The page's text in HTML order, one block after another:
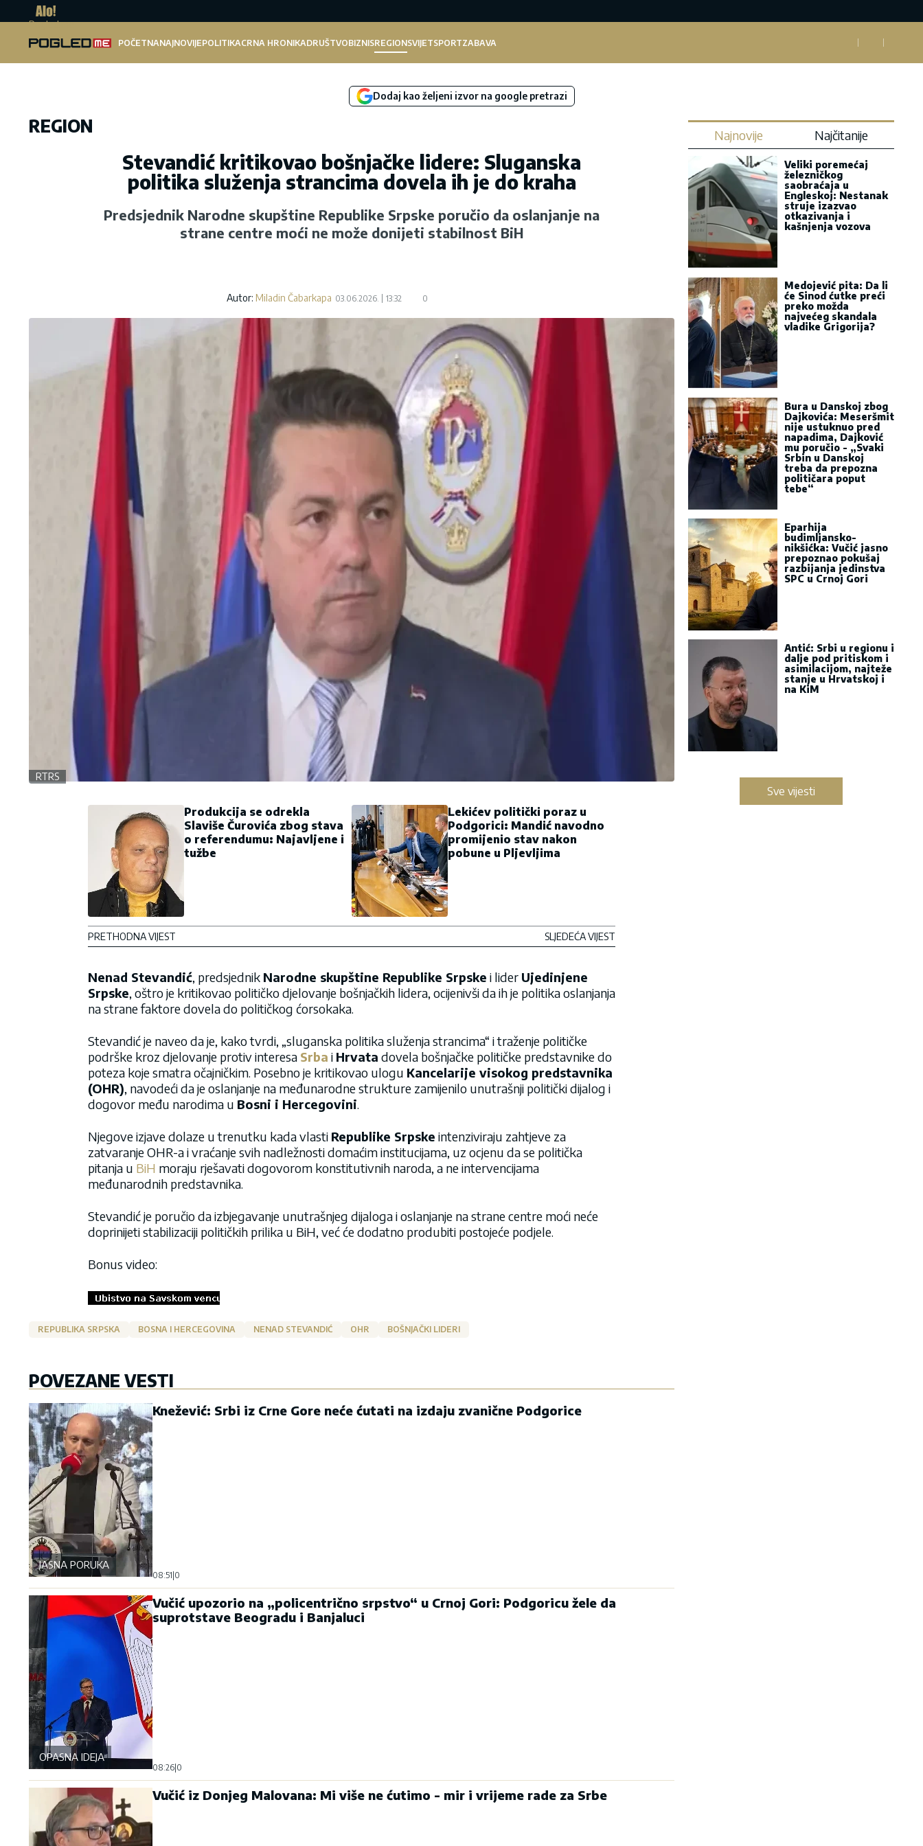
Pogled.me
POČETNANAJNOVIJEPOLITIKACRNA HRONIKADRUŠTVOBIZNISREGIONSVIJETSPORTZABAVA
Dodaj kao željeni izvor na google pretrazi
REGION
Stevandić kritikovao bošnjačke lidere: Sluganska
politika služenja strancima dovela ih je do kraha
Predsjednik Narodne skupštine Republike Srpske poručio da oslanjanje na
strane centre moći ne može donijeti stabilnost BiH
Autor: Miladin Čabarkapa 03.06.2026. 13:32 0
RTRS
Produkcija se odrekla
Slaviše Čurovića zbog stava
o referendumu: Najavljene i
tužbe
PRETHODNA VIJEST
Lekićev politički poraz u
Podgorici: Mandić navodno
promijenio stav nakon
pobune u Pljevljima
SLJEDEĆA VIJEST
Nenad Stevandić, predsjednik Narodne skupštine Republike Srpske i lider Ujedinjene
Srpske, oštro je kritikovao političko djelovanje bošnjačkih lidera, ocijenivši da ih je politika oslanjanja
na strane faktore dovela do političkog ćorsokaka.
Stevandić je naveo da je, kako tvrdi, „sluganska politika služenja strancima“ i traženje političke
podrške kroz djelovanje protiv interesa Srba i Hrvata dovela bošnjačke političke predstavnike do
poteza koje smatra očajničkim. Posebno je kritikovao ulogu Kancelarije visokog predstavnika
(OHR), navodeći da je oslanjanje na međunarodne strukture zamijenilo unutrašnji politički dijalog i
dogovor među narodima u Bosni i Hercegovini.
Njegove izjave dolaze u trenutku kada vlasti Republike Srpske intenziviraju zahtjeve za
zatvaranje OHR-a i vraćanje svih nadležnosti domaćim institucijama, uz ocjenu da se politička
pitanja u BiH moraju rješavati dogovorom konstitutivnih naroda, a ne intervencijama
međunarodnih predstavnika.
Stevandić je poručio da izbjegavanje unutrašnjeg dijaloga i oslanjanje na strane centre moći neće
doprinijeti stabilizaciji političkih prilika u BiH, već će dodatno produbiti postojeće podjele.
Bonus video:
REPUBLIKA SRPSKA BOSNA I HERCEGOVINA NENAD STEVANDIĆ OHR BOŠNJAČKI LIDERI
POVEZANE VESTI
JASNA PORUKA
Knežević: Srbi iz Crne Gore neće ćutati na izdaju zvanične Podgorice
08:51 0
OPASNA IDEJA
Vučić upozorio na „policentrično srpstvo“ u Crnoj Gori: Podgoricu žele da
suprotstave Beogradu i Banjaluci
08:26 0
Vučić iz Donjeg Malovana: Mi više ne ćutimo - mir i vrijeme rade za Srbe
Najnovije Najčitanije
Veliki poremećaj
železničkog
saobraćaja u
Engleskoj: Nestanak
struje izazvao
otkazivanja i
kašnjenja vozova
Medojević pita: Da li
će Sinod ćutke preći
preko možda
najvećeg skandala
vladike Grigorija?
Bura u Danskoj zbog
Dajkovića: Meseršmit
nije ustuknuo pred
napadima, Dajković
mu poručio - „Svaki
Srbin u Danskoj
treba da prepozna
političara poput
tebe“
Eparhija
budimljansko-
nikšićka: Vučić jasno
prepoznao pokušaj
razbijanja jedinstva
SPC u Crnoj Gori
Antić: Srbi u regionu i
dalje pod pritiskom i
asimilacijom, najteže
stanje u Hrvatskoj i
na KiM
Sve vijesti